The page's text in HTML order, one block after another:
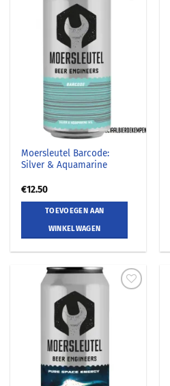
Moersleutel Barcode:
Silver & Aquamarine
€12.50
TOEVOEGEN AAN
WINKELWAGEN